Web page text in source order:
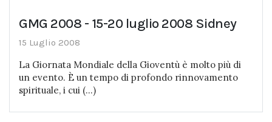
GMG 2008 - 15-20 luglio 2008 Sidney
15 Luglio 2008
La Giornata Mondiale della Gioventù è molto più di
un evento. È un tempo di profondo rinnovamento
spirituale, i cui (...)